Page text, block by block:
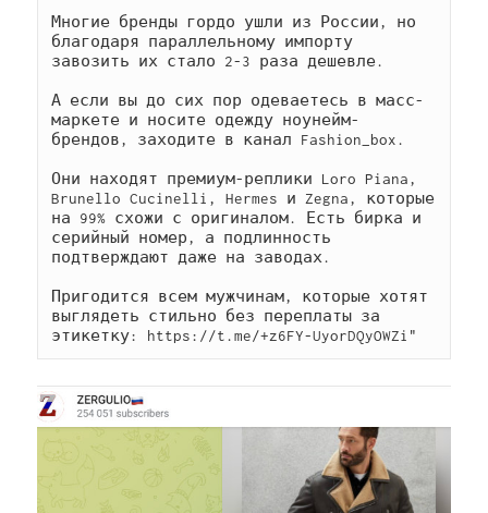
Многие бренды гордо ушли из России, но
благодаря параллельному импорту
завозить их стало 2-3 раза дешевле.
А если вы до сих пор одеваетесь в масс-
маркете и носите одежду ноунейм-
брендов, заходите в канал Fashion_box.
Они находят премиум-реплики Loro Piana,
Brunello Cucinelli, Hermes и Zegna, которые
на 99% схожи с оригиналом. Есть бирка и
серийный номер, а подлинность
подтверждают даже на заводах.
Пригодится всем мужчинам, которые хотят
выглядеть стильно без переплаты за
этикетку: https://t.me/+z6FY-UyorDQyOWZi"